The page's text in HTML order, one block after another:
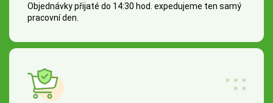
Objednávky přijaté do 14:30 hod. expedujeme ten samý
pracovní den.